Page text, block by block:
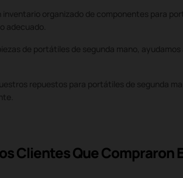
inventario organizado de componentes para
adecuado.
de portátiles de segunda mano,
repuestos para portátiles de segunda
Clientes Que Compraron